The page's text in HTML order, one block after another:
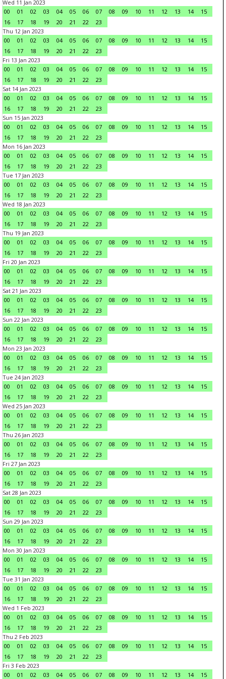
Wed 11 Jan 2023
00
01 02 03 04 05 06 07 08 09 10 11 12 13 14
15
16
17 18 19 20 21 22
23
Thu 12 Jan 2023
00
01 02 03 04 05 06 07 08 09 10 11 12 13 14
15
16
17 18 19 20 21 22
23
Fri 13 Jan 2023
00
01 02 03 04 05 06 07 08 09 10 11 12 13 14
15
16
17 18 19 20 21 22
23
Sat 14 Jan 2023
00
01 02 03 04 05 06 07 08 09 10 11 12 13 14
15
16
17 18 19 20 21 22
23
Sun 15 Jan 2023
00
01 02 03 04 05 06 07 08 09 10 11 12 13 14
15
16
17 18 19 20 21 22
23
Mon 16 Jan 2023
00
01 02 03 04 05 06 07 08 09 10 11 12 13 14
15
16
17 18 19 20 21 22
23
Tue 17 Jan 2023
00
01 02 03 04 05 06 07 08 09 10 11 12 13 14
15
16
17 18 19 20 21 22
23
Wed 18 Jan 2023
00
01 02 03 04 05 06 07 08 09 10 11 12 13 14
15
16
17 18 19 20 21 22
23
Thu 19 Jan 2023
00
01 02 03 04 05 06 07 08 09 10 11 12 13 14
15
16
17 18 19 20 21 22
23
Fri 20 Jan 2023
00
01 02 03 04 05 06 07 08 09 10 11 12 13 14
15
16
17 18 19 20 21 22
23
Sat 21 Jan 2023
00
01 02 03 04 05 06 07 08 09 10 11 12 13 14
15
16
17 18 19 20 21 22
23
Sun 22 Jan 2023
00
01 02 03 04 05 06 07 08 09 10 11 12 13 14
15
16
17 18 19 20 21 22
23
Mon 23 Jan 2023
00
01 02 03 04 05 06 07 08 09 10 11 12 13 14
15
16
17 18 19 20 21 22
23
Tue 24 Jan 2023
00
01 02 03 04 05 06 07 08 09 10 11 12 13 14
15
16
17 18 19 20 21 22
23
Wed 25 Jan 2023
00
01 02 03 04 05 06 07 08 09 10 11 12 13 14
15
16
17 18 19 20 21 22
23
Thu 26 Jan 2023
00
01 02 03 04 05 06 07 08 09 10 11 12 13 14
15
16
17 18 19 20 21 22
23
Fri 27 Jan 2023
00
01 02 03 04 05 06 07 08 09 10 11 12 13 14
15
16
17 18 19 20 21 22
23
Sat 28 Jan 2023
00
01 02 03 04 05 06 07 08 09 10 11 12 13 14
15
16
17 18 19 20 21 22
23
Sun 29 Jan 2023
00
01 02 03 04 05 06 07 08 09 10 11 12 13 14
15
16
17 18 19 20 21 22
23
Mon 30 Jan 2023
00
01 02 03 04 05 06 07 08 09 10 11 12 13 14
15
16
17 18 19 20 21 22
23
Tue 31 Jan 2023
00
01 02 03 04 05 06 07 08 09 10 11 12 13 14
15
16
17 18 19 20 21 22
23
Wed 1 Feb 2023
00
01 02 03 04 05 06 07 08 09 10 11 12 13 14
15
16
17 18 19 20 21 22
23
Thu 2 Feb 2023
00
01 02 03 04 05 06 07 08 09 10 11 12 13 14
15
16
17 18 19 20 21 22
23
Fri 3 Feb 2023
00
01 02 03 04 05 06 07 08 09 10 11 12 13 14
15